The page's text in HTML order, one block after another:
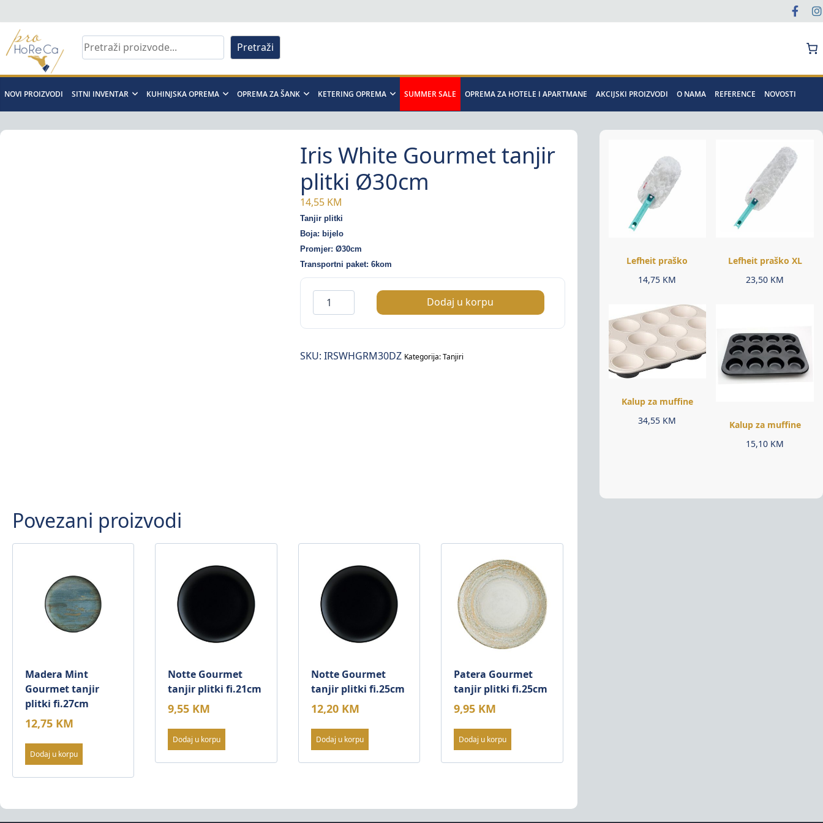
to
content
Pro
Horeca
d.o.o
Pretraži
NOVI PROIZVODI SITNI INVENTAR KUHINJSKA OPREMA OPREMA ZA ŠANK KETERING OPREMA SUMMER SALE OPREMA ZA HOTELE I APARTMANE AKCIJSKI PROIZVODI O NAMA REFERENCE NOVOSTI
Iris White Gourmet tanjir
plitki Ø30cm
14,55 KM
Tanjir plitki
Boja: bijelo
Promjer: Ø30cm
Transportni paket: 6kom
White
Gourmet
plitki
Dodaj u korpu
SKU: IRSWHGRM30DZ Kategorija:Tanjiri
Povezani proizvodi
Madera Mint
Gourmet tanjir
plitki fi.27cm
12,75 KM
Dodaj u korpu
Notte Gourmet
tanjir plitki fi.21cm
9,55 KM
Dodaj u korpu
Notte Gourmet
tanjir plitki fi.25cm
12,20 KM
Dodaj u korpu
Patera Gourmet
tanjir plitki fi.25cm
9,95 KM
Dodaj u korpu
Lefheit praško
14,75 KM
Lefheit praško XL
23,50 KM
Kalup za muffine
34,55 KM
Kalup za muffine
15,10 KM